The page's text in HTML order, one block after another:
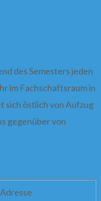
des Semesters jeden
im Fachschaftsraum in
sich östlich von Aufzug
gegenüber von